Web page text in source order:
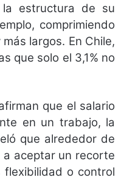
estructura de su
comprimiendo
largos. En Chile,
que solo el 3,1% no
que el salario
en un trabajo, la
que alrededor de
aceptar un recorte
flexibilidad o control